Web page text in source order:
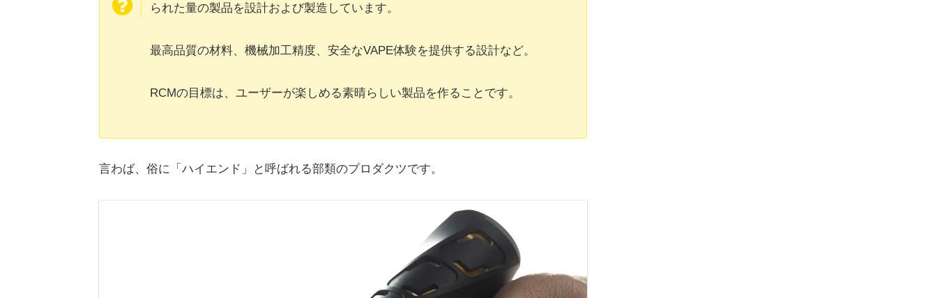
られた量の製品を設計および製造しています。
最高品質の材料、機械加工精度、安全なVAPE体験を提供する設計など。
RCMの目標は、ユーザーが楽しめる素晴らしい製品を作ることです。
言わば、俗に「ハイエンド」と呼ばれる部類のプロダクツです。